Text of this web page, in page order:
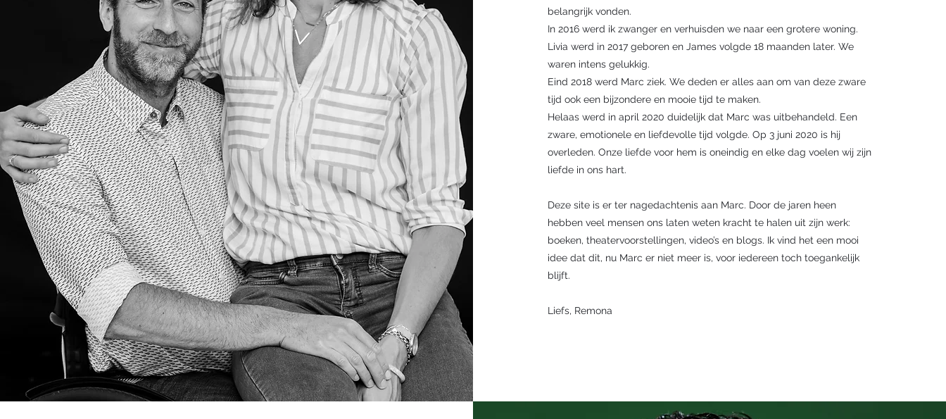
belangrijk vonden.
In 2016 werd ik zwanger en verhuisden we naar een grotere woning.
Livia werd in 2017 geboren en James volgde 18 maanden later. We
waren intens gelukkig.
Eind 2018 werd Marc ziek. We deden er alles aan om van deze zware
tijd ook een bijzondere en mooie tijd te maken.
Helaas werd in april 2020 duidelijk dat Marc was uitbehandeld. Een
zware, emotionele en liefdevolle tijd volgde. Op 3 juni 2020 is hij
overleden. Onze liefde voor hem is oneindig en elke dag voelen wij zijn
liefde in ons hart.
Deze site is er ter nagedachtenis aan Marc. Door de jaren heen
hebben veel mensen ons laten weten kracht te halen uit zijn werk:
boeken, theatervoorstellingen, video’s en blogs. Ik vind het een mooi
idee dat dit, nu Marc er niet meer is, voor iedereen toch toegankelijk
blijft.
Liefs, Remona